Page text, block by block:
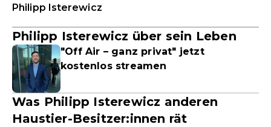
Philipp Isterewicz
Philipp Isterewicz über sein Leben
"Off Air – ganz privat" jetzt
kostenlos streamen
Was Philipp Isterewicz anderen
Haustier-Besitzer:innen rät